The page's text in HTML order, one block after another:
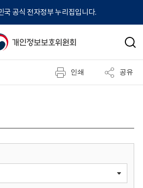
국 공식 전자정부 누리집입니다.
검
인쇄 공유